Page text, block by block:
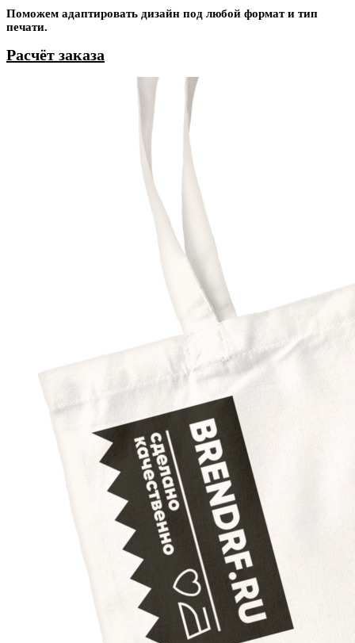
Поможем адаптировать дизайн под любой формат и тип
печати.
Расчёт заказа